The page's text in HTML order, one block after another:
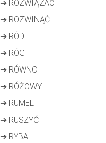
➔ROZWIĄZAĆ
➔ROZWINĄĆ
➔RÓD
➔RÓG
➔RÓWNO
➔RÓŻOWY
➔RUMEL
➔RUSZYĆ
➔RYBA